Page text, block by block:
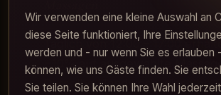
Täglich von 12:00 – 17:00
−10% auf ausgewählte
Dasselbe Handwerk, dieselbe
Wir verwenden eine kleine Auswahl an
diese Seite funktioniert, Ihre
werden und - nur wenn Sie es erlauben
können, wie uns Gäste finden. Sie
Sie teilen. Sie können Ihre Wahl